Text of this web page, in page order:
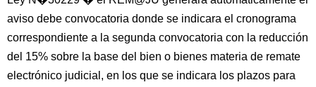
aviso debe convocatoria donde se indicara el cronograma
correspondiente a la segunda convocatoria con la reducción
del 15% sobre la base del bien o bienes materia de remate
electrónico judicial, en los que se indicara los plazos para